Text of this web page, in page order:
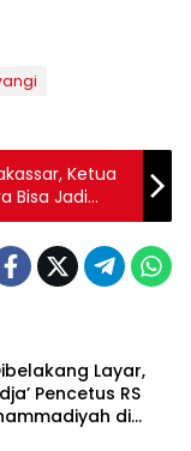
Ketua
Bisa Jadi
Layar,
Pencetus RS
di